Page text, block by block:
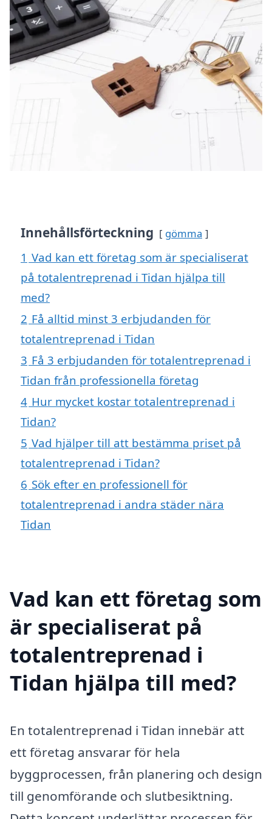
Innehållsförteckning gömma
1 Vad kan ett företag som är specialiserat
på totalentreprenad i Tidan hjälpa till
med?
2 Få alltid minst 3 erbjudanden för
totalentreprenad i Tidan
3 Få 3 erbjudanden för totalentreprenad i
Tidan från professionella företag
4 Hur mycket kostar totalentreprenad i
Tidan?
5 Vad hjälper till att bestämma priset på
totalentreprenad i Tidan?
6 Sök efter en professionell för
totalentreprenad i andra städer nära
Tidan
Vad kan ett företag som
är specialiserat på
totalentreprenad i
Tidan hjälpa till med?
En totalentreprenad i Tidan innebär att
ett företag ansvarar för hela
byggprocessen, från planering och design
till genomförande och slutbesiktning.